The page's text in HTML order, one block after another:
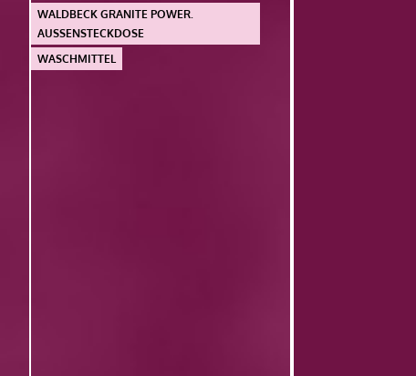
WALDBECK GRANITE POWER.
AUSSENSTECKDOSE
WASCHMITTEL